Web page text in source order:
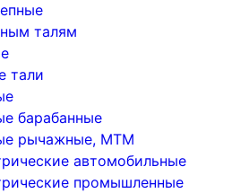
талям
тали
барабанные
рычажные, МТМ
автомобильные
промышленные